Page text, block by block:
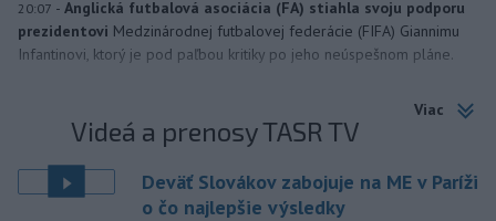
20:07 - Anglická futbalová asociácia (FA) stiahla svoju podporu
prezidentovi Medzinárodnej futbalovej federácie (FIFA) Giannimu
Infantinovi, ktorý je pod paľbou kritiky po jeho neúspešnom pláne.
Viac
Videá a prenosy TASR TV
Deväť Slovákov zabojuje na ME v Paríži
o čo najlepšie výsledky